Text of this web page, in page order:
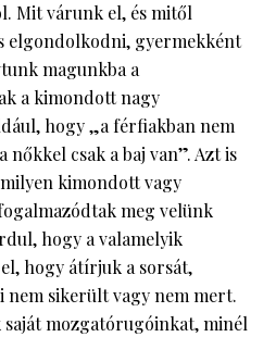
Mit várunk el, és mitől
elgondolkodni, gyermekként
magunkba a
a kimondott nagy
hogy „a férfiakban nem
nőkkel csak a baj van”. Azt is
kimondott vagy
meg velünk
hogy a valamelyik
hogy átírjuk a sorsát,
nem sikerült vagy nem mert.
mozgatórugóinkat, minél